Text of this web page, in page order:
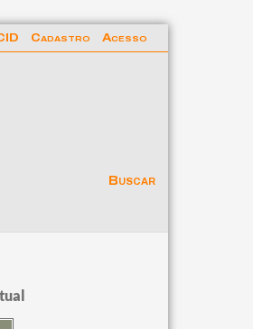
Buscar
Cadastro Acesso